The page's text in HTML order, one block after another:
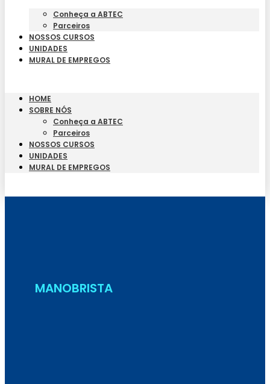
Conheça a ABTEC
Parceiros
NOSSOS CURSOS
UNIDADES
MURAL DE EMPREGOS
HOME
SOBRE NÓS
Conheça a ABTEC
Parceiros
NOSSOS CURSOS
UNIDADES
MURAL DE EMPREGOS
MANOBRISTA